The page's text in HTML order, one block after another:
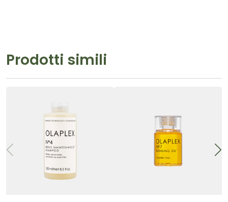
Prodotti simili